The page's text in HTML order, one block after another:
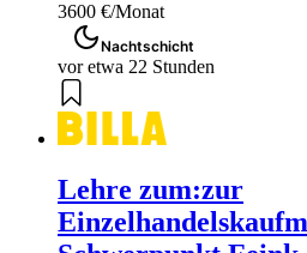
3600 €/Monat
Nachtschicht
vor etwa 22 Stunden
Lehre zum:zur